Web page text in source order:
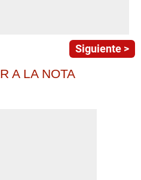
Siguiente >
A LA NOTA